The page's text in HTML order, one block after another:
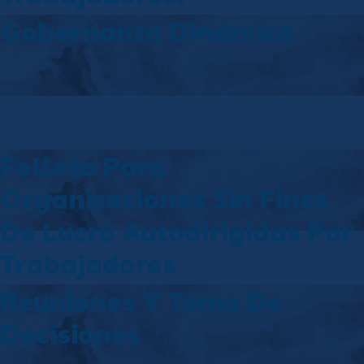
Gobernanza Dinámica
Folleto Para
Organizaciones Sin Fines
De Lucro Autodirigidas Por
Reuniones Y Toma De
Decisiones